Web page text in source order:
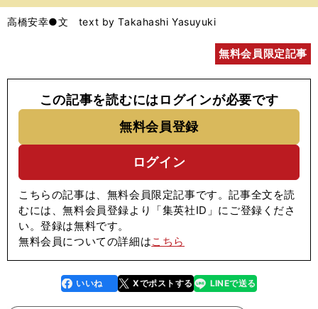
バ
高橋安幸●文 text by Takahashi Yasuyuki
無料会員限定記事
この記事を読むにはログインが必要です
無料会員登録
ログイン
こちらの記事は、無料会員限定記事です。記事全文を読
むには、無料会員登録より「集英社ID」にご登録くださ
い。登録は無料です。
無料会員についての詳細はこちら
faceboo
k
いいね Xでポストする
line LINEで送る